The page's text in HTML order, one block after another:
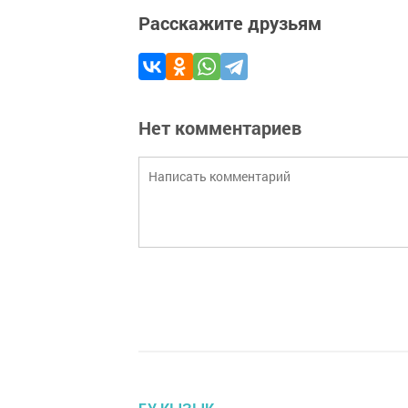
Расскажите друзьям
Нет комментариев